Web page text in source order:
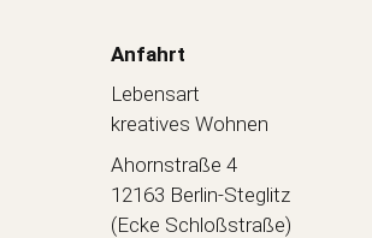
Anfahrt
Lebensart
kreatives Wohnen
Ahornstraße 4
12163 Berlin-Steglitz
(Ecke Schloßstraße)